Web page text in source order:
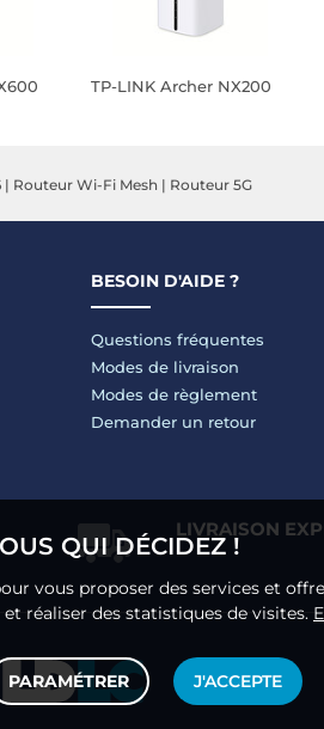
TP-LINK Archer NX200
| Routeur Wi-Fi Mesh | Routeur 5G
BESOIN D'AIDE ?
Questions fréquentes
Modes de livraison
Modes de règlement
Demander un retour
LIVRAISON
QUI DÉCIDEZ !
vous proposer des services et
réaliser des statistiques de visites.
PARAMÉTRER J'ACCEPTE